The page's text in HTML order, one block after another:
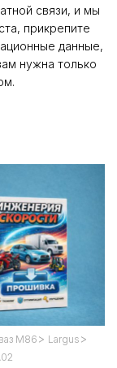
связи, и мы
прикрепите
данные,
нужна только
М86 > Largus >